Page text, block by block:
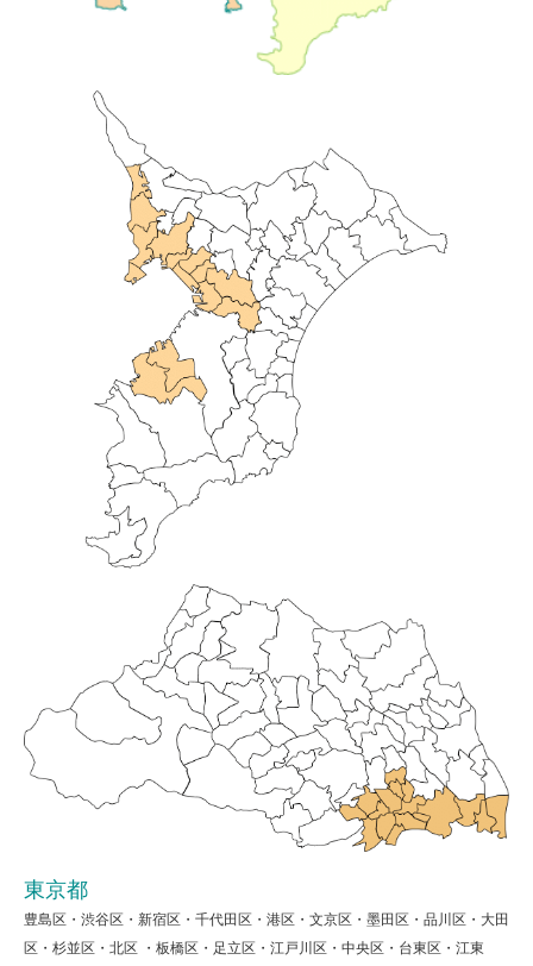
東京都
豊島区・渋谷区・新宿区・千代田区・港区・文京区・墨田区・品川区・大田
区・杉並区・北区 ・板橋区・足立区・江戸川区・中央区・台東区・江東